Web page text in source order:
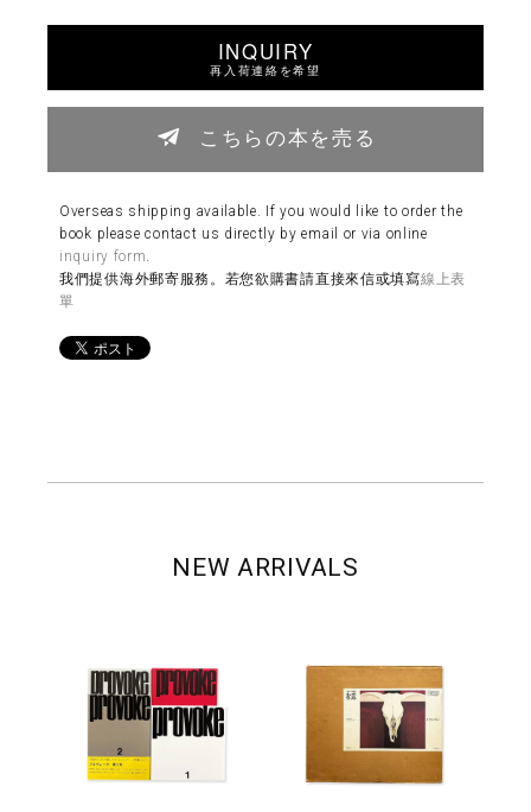
INQUIRY
再入荷連絡を希望
こちらの本を売る
Overseas shipping available. If you would like to order the
book please contact us directly by email or via online
inquiry form
我們提供海外郵寄服務。若您欲購書請直接來信或填寫線上表
單
NEW ARRIVALS